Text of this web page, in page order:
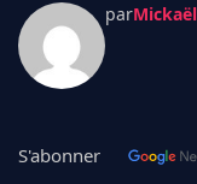
par
S'abonner